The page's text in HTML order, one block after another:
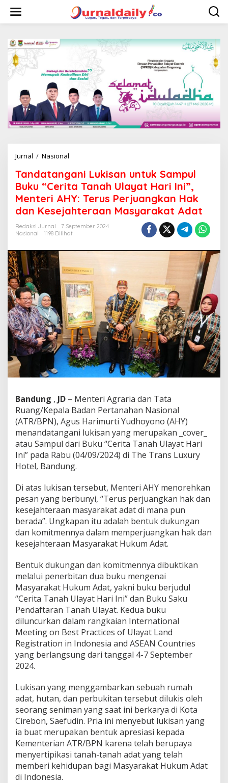
w
Jurnal / Nasional
n
d
a
t
a
g
a
L
u
k
i
s
a
n
u
n
t
u
k
S
p
u
l
B
k
u
“
e
i
t
a
T
a
h
U
l
a
y
a
t
H
a
i
i
”
M
e
n
t
e
r
i
Tandatangani Lukisan untuk Sampul
Buku “Cerita Tanah Ulayat Hari Ini”,
Menteri AHY: Terus Perjuangkan Hak
dan Kesejahteraan Masyarakat Adat
Redaksi Jurnal
7 September 2024
Nasional
1198 Dilihat
Bandung , JD – Menteri Agraria dan Tata
Ruang/Kepala Badan Pertanahan Nasional
(ATR/BPN), Agus Harimurti Yudhoyono (AHY)
menandatangani lukisan yang merupakan _cover_
atau Sampul dari Buku “Cerita Tanah Ulayat Hari
Ini” pada Rabu (04/09/2024) di The Trans Luxury
Hotel, Bandung.
Di atas lukisan tersebut, Menteri AHY menorehkan
pesan yang berbunyi, “Terus perjuangkan hak dan
kesejahteraan masyarakat adat di mana pun
berada”. Ungkapan itu adalah bentuk dukungan
dan komitmennya dalam memperjuangkan hak dan
kesejahteraan Masyarakat Hukum Adat.
Bentuk dukungan dan komitmennya dibuktikan
melalui penerbitan dua buku mengenai
Masyarakat Hukum Adat, yakni buku berjudul
“Cerita Tanah Ulayat Hari Ini” dan Buku Saku
Pendaftaran Tanah Ulayat. Kedua buku
diluncurkan dalam rangkaian International
Meeting on Best Practices of Ulayat Land
Registration in Indonesia and ASEAN Countries
yang berlangsung dari tanggal 4-7 September
2024.
Lukisan yang menggambarkan sebuah rumah
adat, hutan, dan perbukitan tersebut dilukis oleh
seorang seniman yang saat ini berkarya di Kota
Cirebon, Saefudin. Pria ini menyebut lukisan yang
ia buat merupakan bentuk apresiasi kepada
Kementerian ATR/BPN karena telah berupaya
menyertipikasi tanah-tanah adat yang telah
memberi kehidupan bagi Masyarakat Hukum Adat
di Indonesia.